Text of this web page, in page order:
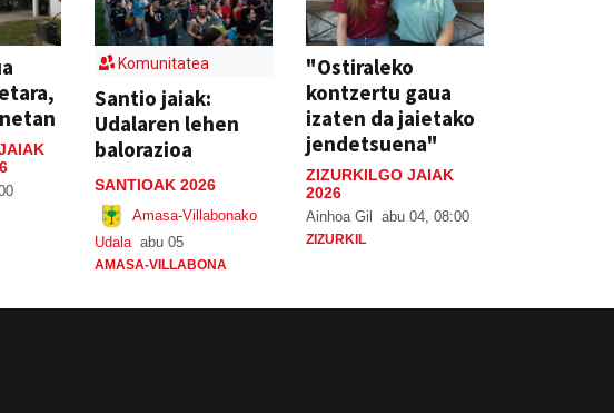
Komunitatea
Santio jaiak:
Udalaren lehen
balorazioa
SANTIOAK 2026
Amasa-Villabonako
Udala abu 05
AMASA-VILLABONA
"Ostiraleko
kontzertu gaua
izaten da jaietako
jendetsuena"
ZIZURKILGO JAIAK
2026
Ainhoa Gil abu 04, 08:00
ZIZURKIL